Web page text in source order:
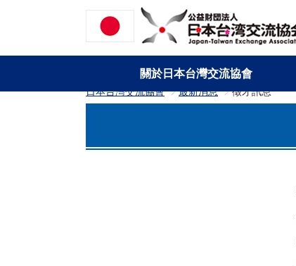
關於日本台灣交流協會
日本台灣交流協會 >
最新消息 >
徵才訊息